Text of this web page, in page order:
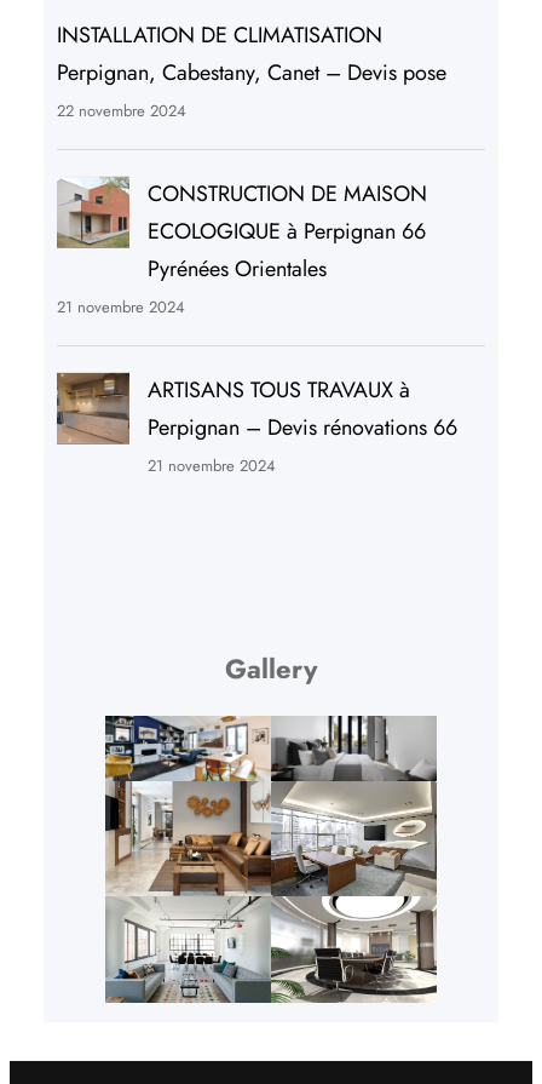
INSTALLATION DE CLIMATISATION
Perpignan, Cabestany, Canet – Devis pose
22 novembre 2024
CONSTRUCTION DE MAISON
ECOLOGIQUE à Perpignan 66
Pyrénées Orientales
21 novembre 2024
ARTISANS TOUS TRAVAUX à
Perpignan – Devis rénovations 66
21 novembre 2024
Gallery